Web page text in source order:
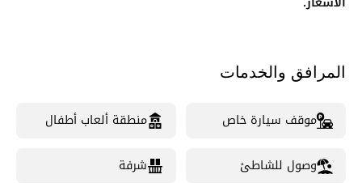
المرافق والخدمات
موقف سيارة خاص منطقة ألعاب أطفال
وصول للشاطئ شرفة